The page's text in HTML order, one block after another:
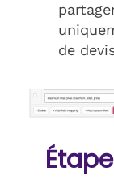
de